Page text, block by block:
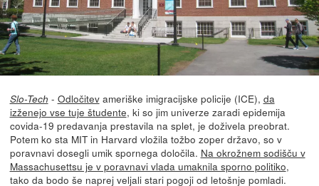
Slo-Tech - Odločitevameriške imigracijske policije (ICE), da
izženejo vse tuje študente, ki so jim univerze zaradi epidemija
covida-19 predavanja prestavila na splet, je doživela preobrat.
Potem ko sta MIT in Harvard vložila tožbo zoper državo, so v
poravnavi dosegli umik spornega določila. Na okrožnem sodišču v
Massachusettsu je v poravnavi vlada umaknila sporno politiko,
tako da bodo še naprej veljali stari pogoji od letošnje pomladi.